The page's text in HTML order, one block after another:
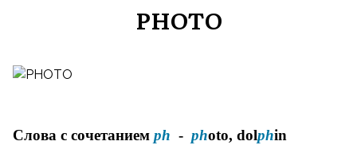
PHOTO
Слова с сочетанием ph - photo, dolphin